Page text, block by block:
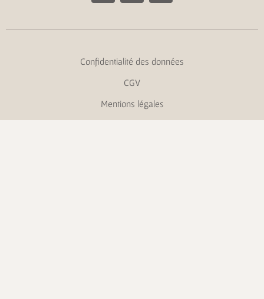
Confidentialité des données
CGV
Mentions légales